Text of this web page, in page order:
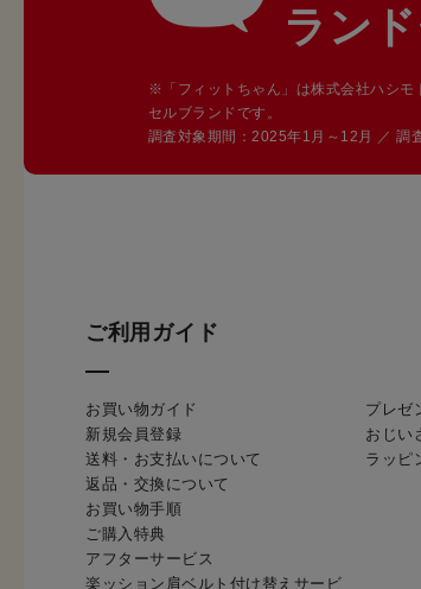
ラン
※「フィットちゃん」は株式会社ハシモ
セルブランドです。
調査対象期間：2025年1月～12月 ／ 調
ご利用ガイド
お買い物ガイド
新規会員登録
送料・お支払いについて
返品・交換について
お買い物手順
ご購入特典
アフターサービス
楽ッション肩ベルト付け替えサービ
プレゼ
おじい
ラッピ